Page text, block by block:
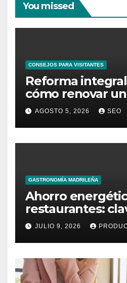
You missed
CONSEJOS PARA VISITANTES
Reforma
cómo renovar
exterior
AGOSTO 5, 2026 SEO
GASTRONOMÍA MADRILEÑA
Ahorro
restaurantes:
reducir costes
JULIO 9, 2026